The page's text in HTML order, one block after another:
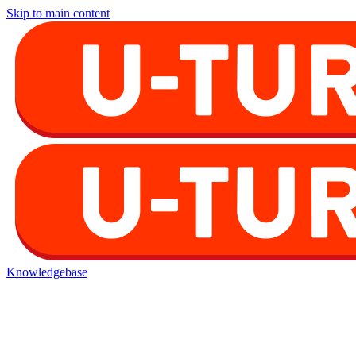
Skip to main content
Knowledgebase